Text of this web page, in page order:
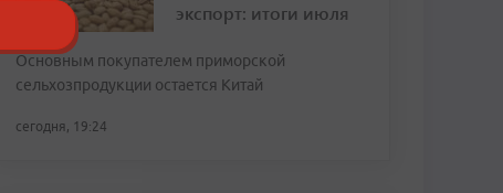
экспорт: итоги июля
Основным покупателем приморской
сельхозпродукции остается Китай
сегодня, 19:24